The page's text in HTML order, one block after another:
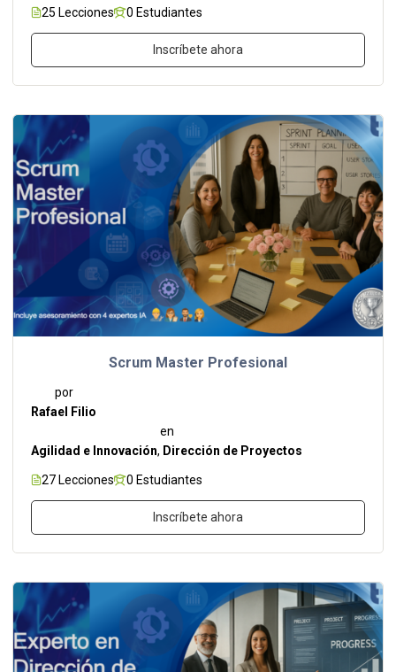
25 Lecciones 0 Estudiantes
Inscríbete ahora
Scrum Master Profesional
por
Rafael Filio
en
Agilidad e Innovación, Dirección de Proyectos
27 Lecciones 0 Estudiantes
Inscríbete ahora